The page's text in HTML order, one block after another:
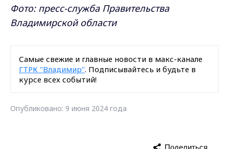
Фото: пресс-служба Правительства
Владимирской области
Самые свежие и главные новости в макс-канале
ГТРК "Владимир". Подписывайтесь и будьте в
курсе всех событий!
Опубликовано: 9 июня 2024 года
Поделиться